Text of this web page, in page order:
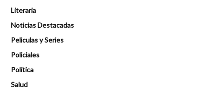
Literaria
Noticias Destacadas
Peliculas y Series
Policiales
Política
Salud